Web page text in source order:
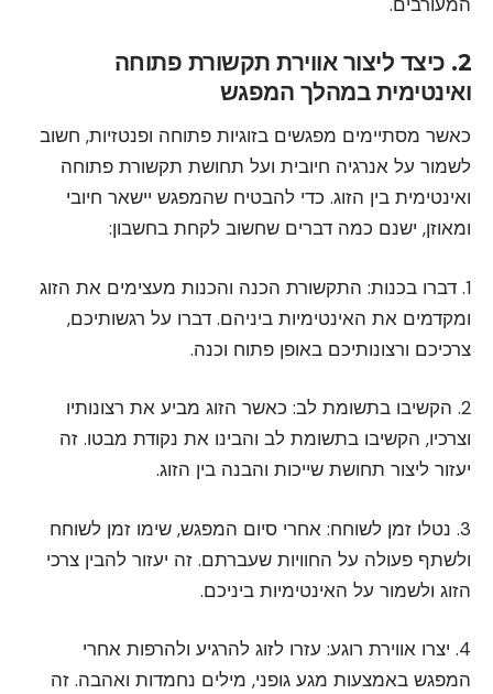
2. כיצד ליצור אווירת תקשורת פתוחה
ואינטימית במהלך המפגש
כאשר מסתיימים מפגשים בזוגיות פתוחה ופנטזיות, חשוב
לשמור על אנרגיה חיובית ועל תחושת תקשורת פתוחה
ואינטימית בין הזוג. כדי להבטיח שהמפגש יישאר חיובי
ומאוזן, ישנם כמה דברים שחשוב לקחת בחשבון:
1. דברו בכנות: התקשורת הכנה והכנות מעצימים את הזוג
ומקדמים את האינטימיות ביניהם. דברו על רגשותיכם,
צרכיכם ורצונותיכם באופן פתוח וכנה.
2. הקשיבו בתשומת לב: כאשר הזוג מביע את רצונותיו
וצרכיו, הקשיבו בתשומת לב והבינו את נקודת מבטו. זה
יעזור ליצור תחושת שייכות והבנה בין הזוג.
3. נטלו זמן לשוחח: אחרי סיום המפגש, שימו זמן לשוחח
ולשתף פעולה על החוויות שעברתם. זה יעזור להבין צרכי
הזוג ולשמור על האינטימיות ביניכם.
4. יצרו אווירת רוגע: עזרו לזוג להרגיע ולהרפות אחרי
המפגש באמצעות מגע גופני, מילים נחמדות ואהבה. זה